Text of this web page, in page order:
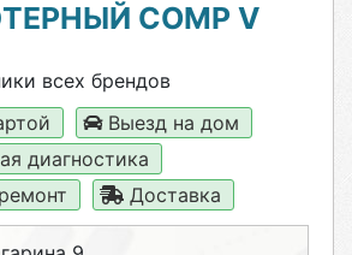
COMP V
всех брендов
Выезд на дом
диагностика
Доставка